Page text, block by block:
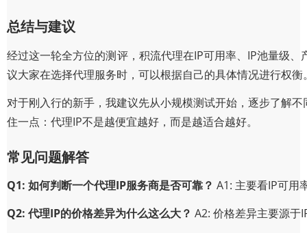
总结与建议
经过这一轮全方位的测评，积流代理在IP可用率、IP池量级
议大家在选择代理服务时，可以根据自己的具体情况进行权衡
对于刚入行的新手，我建议先从小规模测试开始，逐步了解
住一点：代理IP不是越便宜越好，而是越适合越好。
常见问题解答
Q1: 如何判断一个代理IP服务商是否可靠？ A1: 主要看IP可用
Q2: 代理IP的价格差异为什么这么大？ A2: 价格差异主要源于